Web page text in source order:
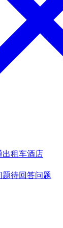
出租车酒店
题待回答问题